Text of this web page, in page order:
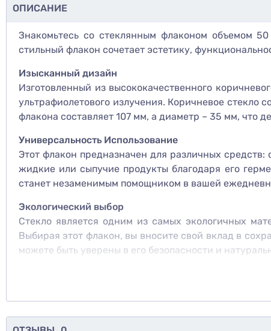
ОПИСАНИЕ
Знакомьтесь со стеклянным флаконом объемом
стильный флакон сочетает эстетику,
Изысканный дизайн
Изготовленный из высококачественного
ультрафиолетового излучения. Коричневое стекло
флакона составляет 107 мм, а диаметр – 35 мм, что
Универсальность Использование
Этот флакон предназначен для различных
жидкие или сыпучие продукты благодаря его
станет незаменимым помощником в вашей
Экологический выбор
Стекло является одним из самых экологичных
Выбирая этот флакон, вы вносите свой вклад в
можете быть уверены в его безопасности и
Этот флакон не только функционален, но и легко
легкостью украсить свою косметическую стойку,
косметический чехол или сумочку.